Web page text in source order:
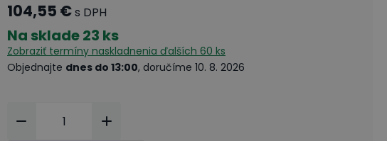
104,55 €s DPH
Na sklade23 ks
Zobraziť termíny naskladnenia ďalších 60 ks
Objednajte dnes do 13:00, doručíme 10. 8. 2026